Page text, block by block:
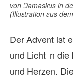
von Damaskus in
(Illustration aus
Der Advent ist
und Licht in die
und Herzen.